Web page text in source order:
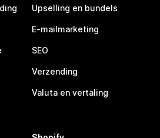
Upselling en bundels
E-mailmarketing
SEO
Verzending
Valuta en vertaling